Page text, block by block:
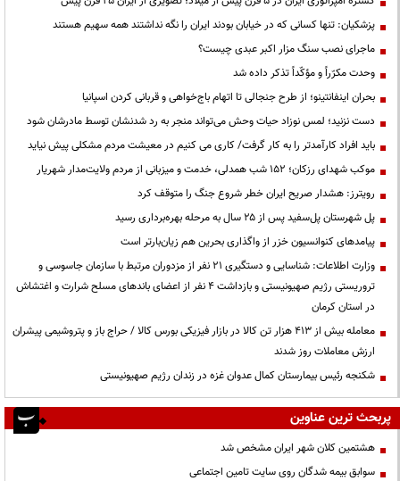
پزشکیان: تنها کسانی که در خیابان بودند ایران را نگه نداشتند همه سهیم هستند
ماجرای نصب سنگ مزار اکبر عبدی چیست؟
وحدت مکرّراً و مؤکّداً تذکر داده شد
بحران اینفانتینو؛ از طرح جنجالی تا اتهام باج‌خواهی و قربانی کردن اسپانیا
دست نزنید؛ لمس نوزاد حیات وحش می‌تواند منجر به رد شدنشان توسط مادرشان شود
باید افراد کارآمدتر را به کار گرفت/ کاری می کنیم در معیشت مردم مشکلی پیش نیاید
موکب شهدای رزکان؛ ۱۵۲ شب همدلی، خدمت و میزبانی از مردم ولایت‌مدار شهریار
رویترز: هشدار صریح ایران خطر شروع جنگ را متوقف کرد
پل شهرستان پل‌سفید پس از ۲۵ سال به مرحله بهره‌برداری رسید
پیامدهای کنوانسیون خزر از واگذاری بحرین هم زیان‌بارتر است
وزارت اطلاعات: شناسایی و دستگیری ۲۱ نفر از مزدوران مرتبط با سازمان جاسوسی و
تروریستی رژیم صهیونیستی و بازداشت ۴ نفر از اعضای باندهای مسلح شرارت و اغتشاش
در استان کرمان
معامله بیش از ۴۱۳ هزار تن کالا در بازار فیزیکی بورس کالا / حراج باز و پتروشیمی پیشران
ارزش معاملات روز شدند
شکنجه رئیس بیمارستان کمال عدوان غزه در زندان رژیم صهیونیستی
پربحث ترین عناوین
هشتمین کلان شهر ایران مشخص شد
سوابق بیمه شدگان روی سایت تامین اجتماعی